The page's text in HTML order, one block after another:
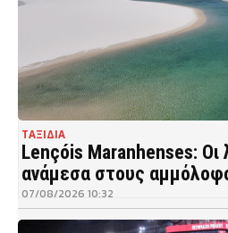
ΤΑΞΙΔΙΑ
Lençóis Maranhenses: Οι
ανάμεσα στους
07/08/2026 10:32